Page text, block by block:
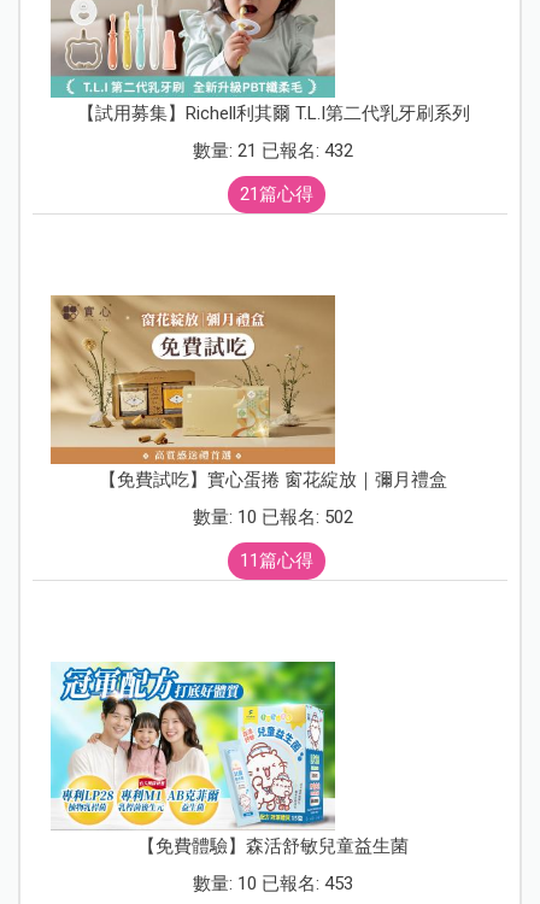
【試用募集】Richell利其爾 T.L.I第二代乳牙刷系列
數量: 21 已報名: 432
21篇心得
【免費試吃】實心蛋捲 窗花綻放｜彌月禮盒
數量: 10 已報名: 502
11篇心得
【免費體驗】森活舒敏兒童益生菌
數量: 10 已報名: 453